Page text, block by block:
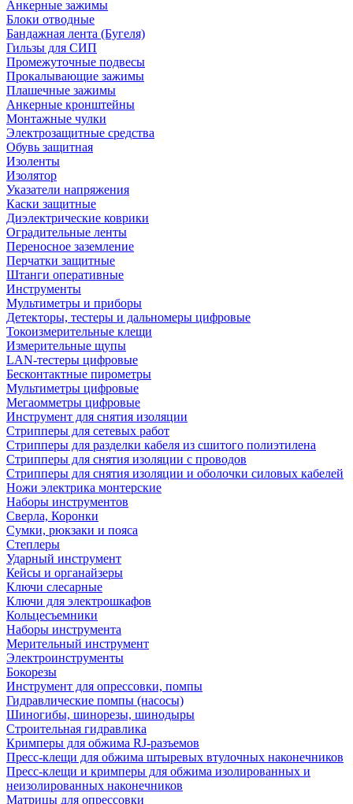
Анкерные зажимы
Блоки отводные
Бандажная лента (Бугеля)
Гильзы для СИП
Промежуточные подвесы
Прокалывающие зажимы
Плашечные зажимы
Анкерные кронштейны
Монтажные чулки
Электрозащитные средства
Обувь защитная
Изоленты
Изолятор
Указатели напряжения
Каски защитные
Диэлектрические коврики
Оградительные ленты
Переносное заземление
Перчатки защитные
Штанги оперативные
Инструменты
Мультиметры и приборы
Детекторы, тестеры и дальномеры цифровые
Токоизмерительные клещи
Измерительные щупы
LAN-тестеры цифровые
Бесконтактные пирометры
Мультиметры цифровые
Мегаомметры цифровые
Инструмент для снятия изоляции
Стрипперы для сетевых работ
Стрипперы для разделки кабеля из сшитого полиэтилена
Cтрипперы для снятия изоляции с проводов
Стрипперы для снятия изоляции и оболочки силовых кабелей
Ножи электрика монтерские
Наборы инструментов
Сверла, Коронки
Сумки, рюкзаки и пояса
Степлеры
Ударный инструмент
Кейсы и органайзеры
Ключи слесарные
Ключи для электрошкафов
Кольцесъемники
Наборы инструмента
Мерительный инструмент
Электроинструменты
Бокорезы
Инструмент для опрессовки, помпы
Гидравлические помпы (насосы)
Шиногибы, шинорезы, шинодыры
Строительная гидравлика
Кримперы для обжима RJ-разъемов
Пресс-клещи для обжима штыревых втулочных наконечников
Пресс-клещи и кримперы для обжима изолированных и
неизолированных наконечников
Матрицы для опрессовки